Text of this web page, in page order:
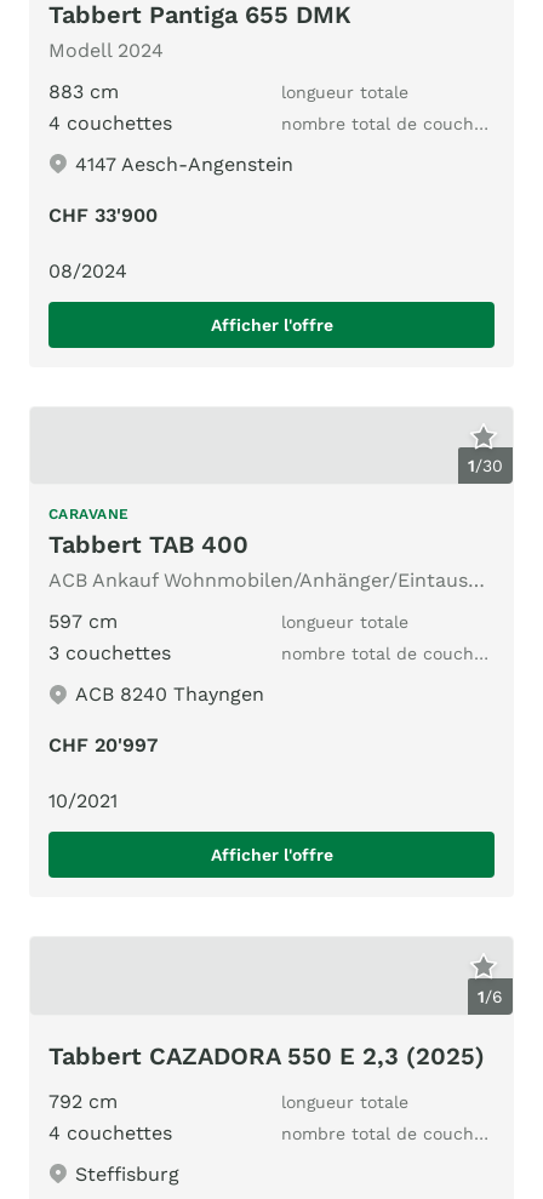
Tabbert Pantiga 655 DMK
Modell 2024
883 cm
longueur totale
4 couchettes nombre total de couchages
4147 Aesch-Angenstein
CHF 33'900
08/2024
Afficher l'offre
1/30
CARAVANE
Tabbert TAB 400
ACB Ankauf Wohnmobilen/Anhänger/Eintausch ACB Nr.414 1.Hd.
597 cm
longueur totale
3 couchettes nombre total de couchages
ACB 8240 Thayngen
CHF 20'997
10/2021
Afficher l'offre
1/6
Tabbert CAZADORA 550 E 2,3 (2025)
792 cm longueur totale
4 couchettes nombre total de couchages
Steffisburg